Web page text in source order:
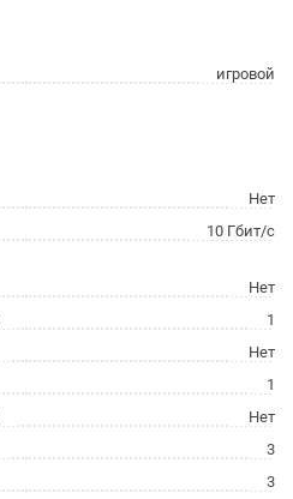
игровой
Нет
10 Гбит/с
Нет
1
Нет
1
Нет
3
3